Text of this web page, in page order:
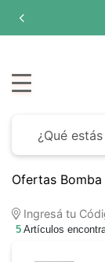
Ofertas Bomba
Ingresá tu
5 Artículos